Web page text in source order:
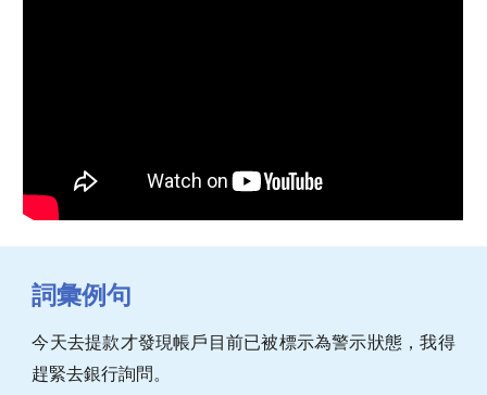
詞彙例句
今天去提款才發現帳戶目前已被標示為警示狀態，我得
趕緊去銀行詢問。